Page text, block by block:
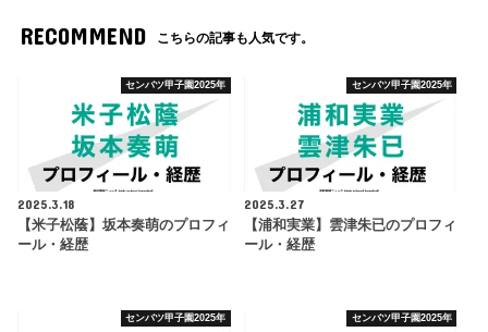
RECOMMEND こちらの記事も人気です。
センバツ甲子園2025年
2025.3.18
【米子松蔭】坂本奏萌のプロフィ
ール・経歴
センバツ甲子園2025年
2025.3.27
【浦和実業】雲津朱已のプロフィ
ール・経歴
センバツ甲子園2025年 センバツ甲子園2025年